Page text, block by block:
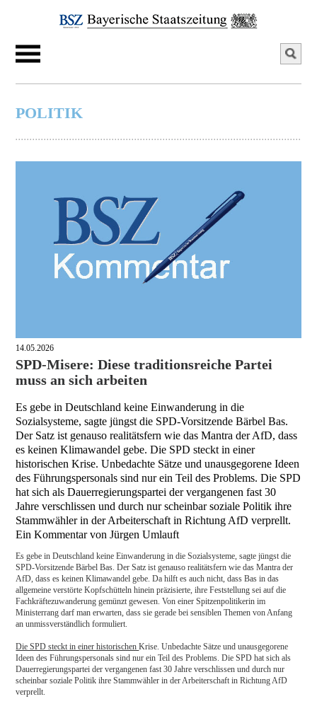
POLITIK
14.05.2026
SPD-Misere: Diese traditionsreiche Partei
muss an sich arbeiten
Es gebe in Deutschland keine Einwanderung in die
Sozialsysteme, sagte jüngst die SPD-Vorsitzende Bärbel Bas.
Der Satz ist genauso realitätsfern wie das Mantra der AfD, dass
es keinen Klimawandel gebe. Die SPD steckt in einer
historischen Krise. Unbedachte Sätze und unausgegorene Ideen
des Führungspersonals sind nur ein Teil des Problems. Die SPD
hat sich als Dauerregierungspartei der vergangenen fast 30
Jahre verschlissen und durch nur scheinbar soziale Politik ihre
Stammwähler in der Arbeiterschaft in Richtung AfD verprellt.
Ein Kommentar von Jürgen Umlauft
Es gebe in Deutschland keine Einwanderung in die Sozialsysteme, sagte jüngst die
SPD-Vorsitzende Bärbel Bas. Der Satz ist genauso realitätsfern wie das Mantra der
AfD, dass es keinen Klimawandel gebe. Da hilft es auch nicht, dass Bas in das
allgemeine verstörte Kopfschütteln hinein präzisierte, ihre Feststellung sei auf die
Fachkräftezuwanderung gemünzt gewesen. Von einer Spitzenpolitikerin im
Ministerrang darf man erwarten, dass sie gerade bei sensiblen Themen von Anfang
an unmissverständlich formuliert.
Die SPD steckt in einer historischenKrise. Unbedachte Sätze und unausgegorene
Ideen des Führungspersonals sind nur ein Teil des Problems. Die SPD hat sich als
Dauerregierungspartei der vergangenen fast 30 Jahre verschlissen und durch nur
scheinbar soziale Politik ihre Stammwähler in der Arbeiterschaft in Richtung AfD
verprellt.